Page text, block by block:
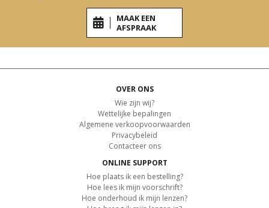
MAAK EEN
AFSPRAAK
OVER ONS
Wie zijn wij?
Wettelijke bepalingen
Algemene verkoopvoorwaarden
Privacybeleid
Contacteer ons
ONLINE SUPPORT
Hoe plaats ik een bestelling?
Hoe lees ik mijn voorschrift?
Hoe onderhoud ik mijn lenzen?